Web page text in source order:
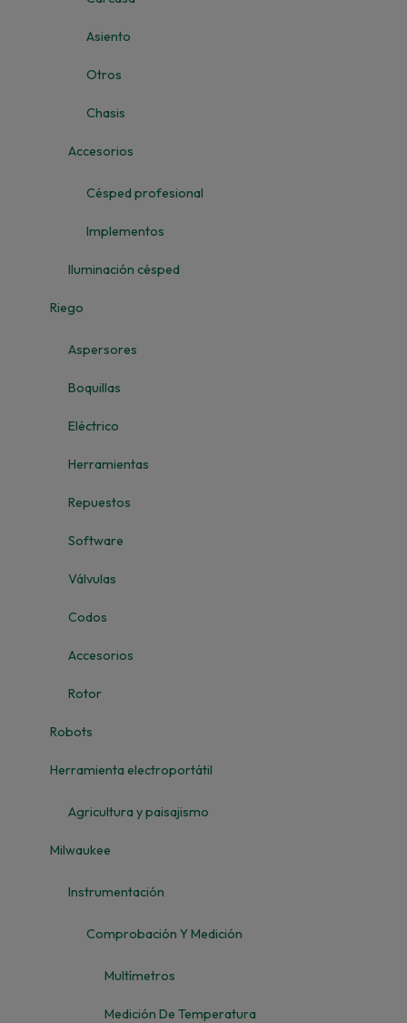
Asiento
Otros
Chasis
Accesorios
Césped profesional
Implementos
Iluminación césped
Riego
Aspersores
Boquillas
Eléctrico
Herramientas
Repuestos
Software
Válvulas
Codos
Accesorios
Rotor
Robots
Herramienta electroportátil
Agricultura y paisajismo
Milwaukee
Instrumentación
Comprobación Y Medición
Multímetros
Medición De Temperatura